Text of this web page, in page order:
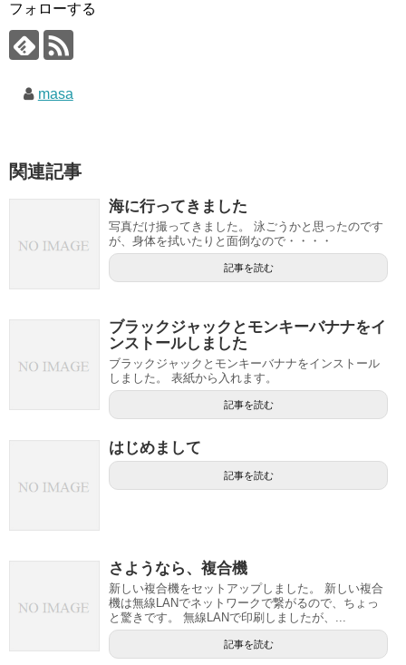
フォローする
masa
関連記事
海に行ってきました
写真だけ撮ってきました。 泳ごうかと思ったのです
が、身体を拭いたりと面倒なので・・・・
記事を読む
ブラックジャックとモンキーバナナをイ
ンストールしました
ブラックジャックとモンキーバナナをインストール
しました。 表紙から入れます。
記事を読む
はじめまして
記事を読む
さようなら、複合機
新しい複合機をセットアップしました。 新しい複合
機は無線LANでネットワークで繋がるので、ちょっ
と驚きです。 無線LANで印刷しましたが、...
記事を読む